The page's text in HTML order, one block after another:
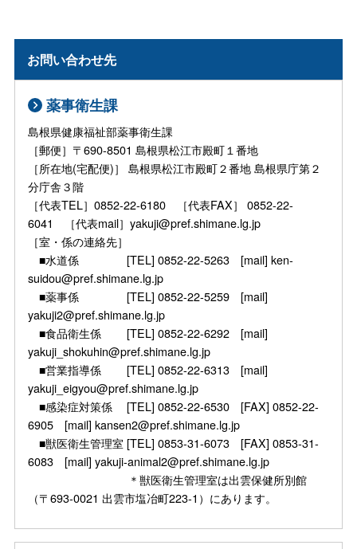
お問い合わせ先
薬事衛生課
島根県健康福祉部薬事衛生課
［郵便］〒690-8501 島根県松江市殿町１番地
［所在地(宅配便)］ 島根県松江市殿町２番地 島根県庁第２
分庁舎３階
［代表TEL］0852-22-6180 ［代表FAX］ 0852-22-
6041 ［代表mail］yakuji@pref.shimane.lg.jp
［室・係の連絡先］
■水道係 [TEL] 0852-22-5263 [mail] ken-
suidou@pref.shimane.lg.jp
■薬事係 [TEL] 0852-22-5259 [mail]
yakuji2@pref.shimane.lg.jp
■食品衛生係 [TEL] 0852-22-6292 [mail]
yakuji_shokuhin@pref.shimane.lg.jp
■営業指導係 [TEL] 0852-22-6313 [mail]
yakuji_eigyou@pref.shimane.lg.jp
■感染症対策係 [TEL] 0852-22-6530 [FAX] 0852-22-
6905 [mail] kansen2@pref.shimane.lg.jp
■獣医衛生管理室 [TEL] 0853-31-6073 [FAX] 0853-31-
6083 [mail] yakuji-animal2@pref.shimane.lg.jp
＊獣医衛生管理室は出雲保健所別館
（〒693-0021 出雲市塩冶町223-1）にあります。